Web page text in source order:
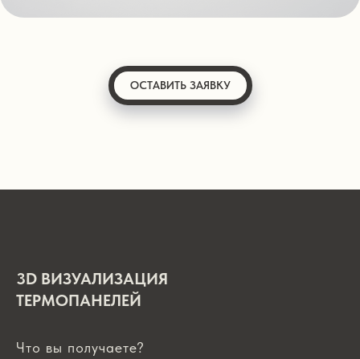
ОСТАВИТЬ ЗАЯВКУ
3D ВИЗУАЛИЗАЦИЯ
ТЕРМОПАНЕЛЕЙ
Что вы получаете?